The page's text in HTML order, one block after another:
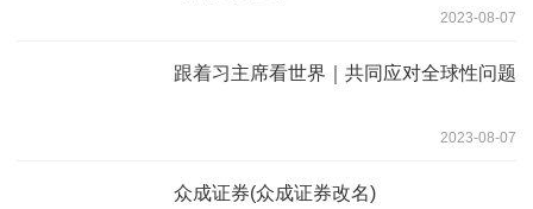
2023-08-07
跟着习主席看世界｜共同应对全球性问题
2023-08-07
众成证券(众成证券改名)